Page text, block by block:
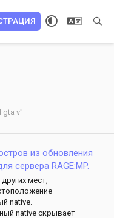
gta v"
из обновления
сервера RAGE:MP.
мест,
native.
native скрывает